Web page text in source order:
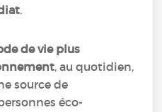
.
de vie plus
, au quotidien,
source de
éco-